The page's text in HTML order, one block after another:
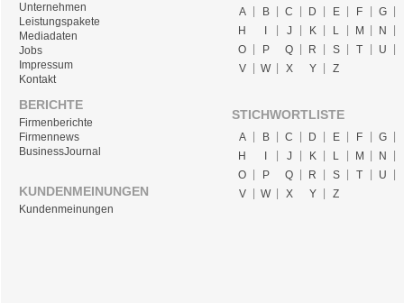
Unternehmen
Leistungspakete
Mediadaten
Jobs
Impressum
Kontakt
BERICHTE
Firmenberichte
Firmennews
BusinessJournal
KUNDENMEINUNGEN
Kundenmeinungen
A B C D E F
G
H
J K L M
N
O
P Q R S T
U
V
W X Y Z
STICHWORTLISTE
A B C D E F
G
H
I J K L M
N
O
P Q R S T
U
V
W X Y Z